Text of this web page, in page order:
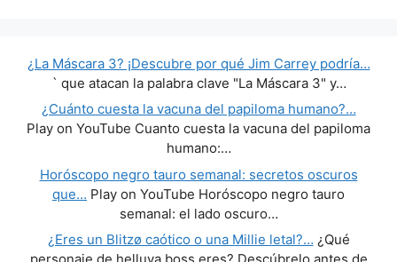
¿La Máscara 3? ¡Descubre por qué Jim Carrey podría…
` que atacan la palabra clave "La Máscara 3" y…
¿Cuánto cuesta la vacuna del papiloma humano?…
Play on YouTube Cuanto cuesta la vacuna del papiloma
humano:…
Horóscopo negro tauro semanal: secretos oscuros
que… Play on YouTube Horóscopo negro tauro
semanal: el lado oscuro…
¿Eres un Blitzø caótico o una Millie letal?… ¿Qué